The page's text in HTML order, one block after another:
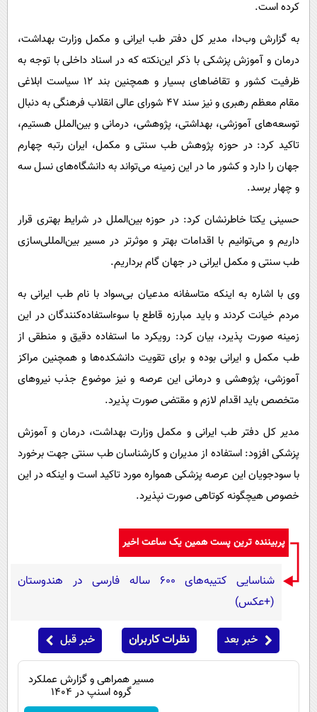
کرده است.
به گزارش وب‌دا، مدیر کل دفتر طب ایرانی و مکمل وزارت بهداشت،
درمان و آموزش پزشکی با ذکر این‌نکته که در اسناد داخلی با توجه به
ظرفیت کشور و تقاضاهای بسیار و همچنین بند ۱۲ سیاست ابلاغی
مقام معظم رهبری و نیز سند ۴۷ شورای عالی انقلاب فرهنگی به دنبال
توسعه‌های آموزشی، بهداشتی، پژوهشی، درمانی و بین‌الملل هستیم،
تاکید کرد: در حوزه پژوهش طب سنتی و مکمل، ایران رتبه چهارم
جهان را دارد و کشور ما در این زمینه می‌تواند به دانشگاه‌های نسل‌ سه
و چهار برسد.
حسینی‌ یکتا خاطرنشان کرد: در حوزه بین‌الملل در شرایط بهتری قرار
داریم و می‌توانیم با اقدامات بهتر و موثرتر در مسیر بین‌المللی‌سازی
طب سنتی و مکمل ایرانی در جهان گام برداریم.
وی با اشاره به اینکه متاسفانه مدعیان بی‌سواد با نام طب ایرانی به
مردم خیانت کردند و باید مبارزه قاطع با سوءاستفاده‌کنندگان در این
زمینه صورت پذیرد، بیان کرد: رویکرد ما استفاده دقیق و منطقی از
طب مکمل و ایرانی بوده و برای تقویت دانشکده‌ها و همچنین مراکز
آموزشی، پژوهشی و درمانی این عرصه و نیز موضوع جذب نیروهای
متخصص باید اقدام لازم و مقتضی صورت پذیرد.
مدیر کل دفتر طب ایرانی و مکمل وزارت بهداشت، درمان و آموزش
پزشکی افزود: استفاده از مدیران و کارشناسان طب سنتی جهت برخورد
با سودجویان این عرصه پزشکی همواره مورد تاکید است و اینکه در این
خصوص هیچگونه کوتاهی‌ صورت نپذیرد.
پربیننده ترین پست همین یک ساعت اخیر
شناسایی کتیبه‌های ۶۰۰ ساله فارسی در هندوستان
(+عکس)
خبر بعد نظرات کاربران خبر قبل
مسیر همراهی و گزارش عملکرد
گروه اسنپ در ۱۴۰۴